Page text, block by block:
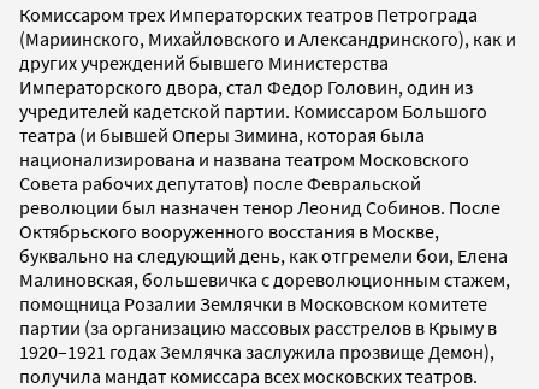
Комиссаром трех Императорских театров Петрограда
(Мариинского, Михайловского и Александринского), как и
других учреждений бывшего Министерства
Императорского двора, стал Федор Головин, один из
учредителей кадетской партии. Комиссаром Большого
театра (и бывшей Оперы Зимина, которая была
национализирована и названа театром Московского
Совета рабочих депутатов) после Февральской
революции был назначен тенор Леонид Собинов. После
Октябрьского вооруженного восстания в Москве,
буквально на следующий день, как отгремели бои, Елена
Малиновская, большевичка с дореволюционным стажем,
помощница Розалии Землячки в Московском комитете
партии (за организацию массовых расстрелов в Крыму в
1920–1921 годах Землячка заслужила прозвище Демон),
получила мандат комиссара всех московских театров.